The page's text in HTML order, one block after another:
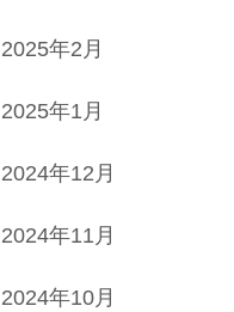
2025年2月
2025年1月
2024年12月
2024年11月
2024年10月